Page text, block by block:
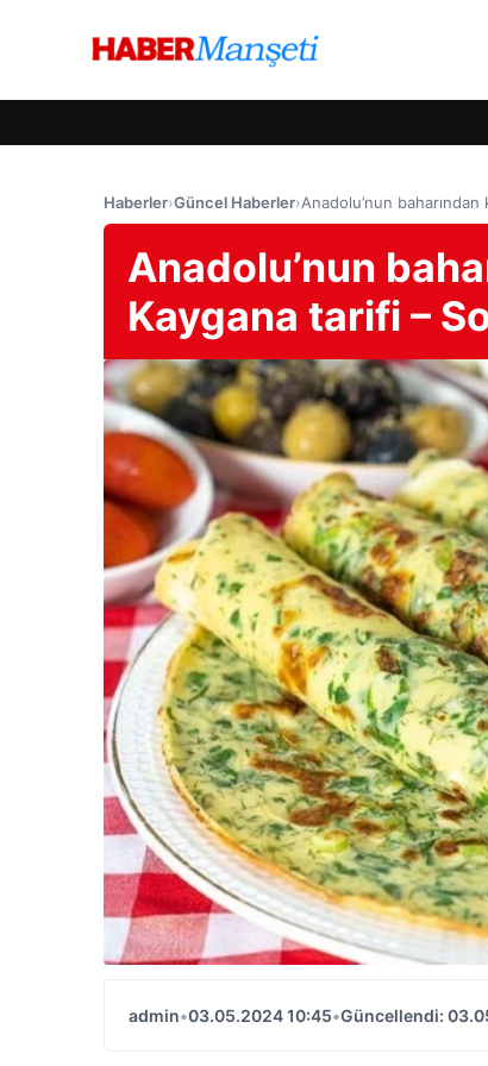
Haberler›Güncel Haberler›Anadolu’nun
Anadolu’nun
Kaygana tarifi –
admin•03.05.2024 10:45•Güncellendi: